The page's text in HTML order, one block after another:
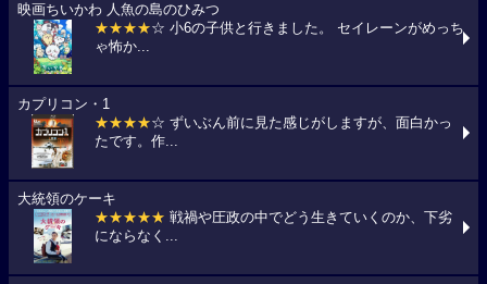
映画ちいかわ 人魚の島のひみつ
★★★★☆ 小6の子供と行きました。 セイレーンがめっち
ゃ怖か...
カプリコン・1
★★★★☆ ずいぶん前に見た感じがしますが、面白かっ
たです。作...
大統領のケーキ
★★★★★ 戦禍や圧政の中でどう生きていくのか、下劣
にならなく...